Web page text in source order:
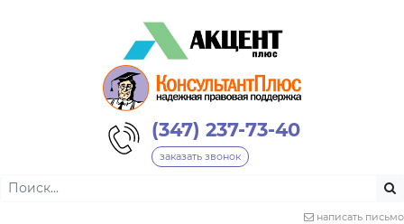
(347) 237-73-40
заказать звонок
написать письмо